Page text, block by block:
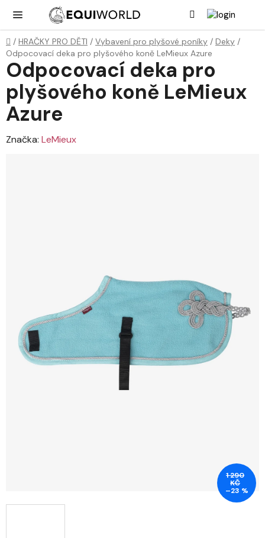
obsah
Domů
/ HRAČKY PRO DĚTI / Vybavení pro plyšové poníky / Deky /
Odpocovací deka pro plyšového koně LeMieux Azure
Odpocovací deka pro
plyšového koně LeMieux
Azure
Značka: LeMieux
1 290
KČ
–23 %